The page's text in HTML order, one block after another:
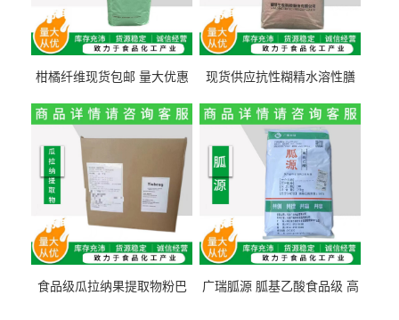
柑橘纤维现货包邮 量大优惠
现货供应抗性糊精水溶性膳
量1kg包邮
食品级瓜拉纳果提取物粉巴
广瑞胍源 胍基乙酸食品级 高